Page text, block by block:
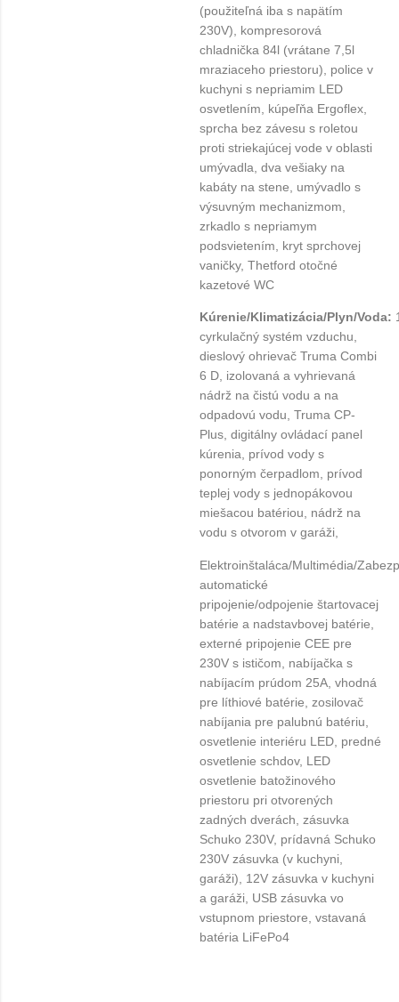
(použiteľná iba s napätím
230V), kompresorová
chladnička 84l (vrátane 7,5l
mraziaceho priestoru), police v
kuchyni s nepriamim LED
osvetlením, kúpeľňa Ergoflex,
sprcha bez závesu s roletou
proti striekajúcej vode v oblasti
umývadla, dva vešiaky na
kabáty na stene, umývadlo s
výsuvným mechanizmom,
zrkadlo s nepriamym
podsvietením, kryt sprchovej
vaničky, Thetford otočné
kazetové WC
Kúrenie/Klimatizácia/Plyn/Voda:
cyrkulačný systém vzduchu,
dieslový ohrievač Truma Combi
6 D, izolovaná a vyhrievaná
nádrž na čistú vodu a na
odpadovú vodu, Truma CP-
Plus, digitálny ovládací panel
kúrenia, prívod vody s
ponorným čerpadlom, prívod
teplej vody s jednopákovou
miešacou batériou, nádrž na
vodu s otvorom v garáži,
Elektroinštaláca/Multimédia/
automatické
pripojenie/odpojenie štartovacej
batérie a nadstavbovej batérie,
externé pripojenie CEE pre
230V s ističom, nabíjačka s
nabíjacím prúdom 25A, vhodná
pre líthiové batérie, zosilovač
nabíjania pre palubnú batériu,
osvetlenie interiéru LED, predné
osvetlenie schdov, LED
osvetlenie batožinového
priestoru pri otvorených
zadných dverách, zásuvka
Schuko 230V, prídavná Schuko
230V zásuvka (v kuchyni,
garáži), 12V zásuvka v kuchyni
a garáži, USB zásuvka vo
vstupnom priestore, vstavaná
batéria LiFePo4